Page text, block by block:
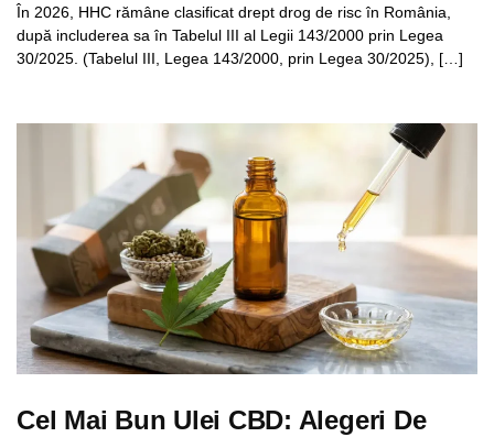
În 2026, HHC rămâne clasificat drept drog de risc în România,
după includerea sa în Tabelul III al Legii 143/2000 prin Legea
30/2025. (Tabelul III, Legea 143/2000, prin Legea 30/2025), […]
Cel Mai Bun Ulei CBD: Alegeri De